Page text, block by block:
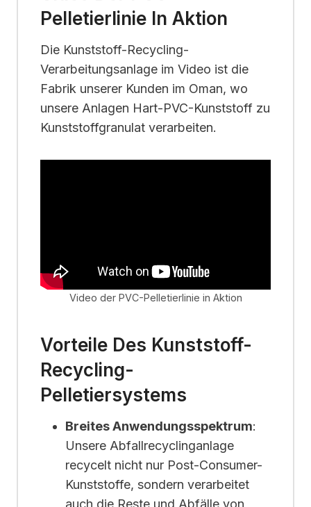
Pelletierlinie In Aktion
Die Kunststoff-Recycling-
Verarbeitungsanlage im Video ist die
Fabrik unserer Kunden im Oman, wo
unsere Anlagen Hart-PVC-Kunststoff zu
Kunststoffgranulat verarbeiten.
Video der PVC-Pelletierlinie in Aktion
Vorteile Des Kunststoff-
Recycling-
Pelletiersystems
Breites Anwendungsspektrum:
Unsere Abfallrecyclinganlage
recycelt nicht nur Post-Consumer-
Kunststoffe, sondern verarbeitet
auch die Reste und Abfälle von